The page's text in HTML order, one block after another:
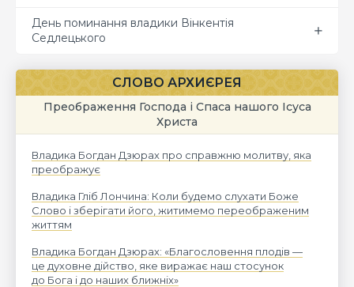
День поминання владики Вінкентія
Седлецького
СЛОВО АРХИЄРЕЯ
Преображення Господа і Спаса нашого Ісуса
Христа
Владика Богдан Дзюрах про справжню молитву, яка
преображує
Владика Гліб Лончина: Коли будемо слухати Боже
Слово і зберігати його, житимемо переображеним
життям
Владика Богдан Дзюрах: «Благословення плодів —
це духовне дійство, яке виражає наш стосунок
до Бога і до наших ближніх»